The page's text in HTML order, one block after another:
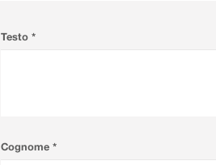
Testo *
Cognome *